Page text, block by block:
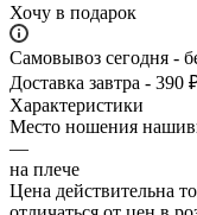
Хочу в подарок
Самовывоз сегодня -
Доставка завтра - 390
Характеристики
Место ношения
—
на плече
Цена действительна